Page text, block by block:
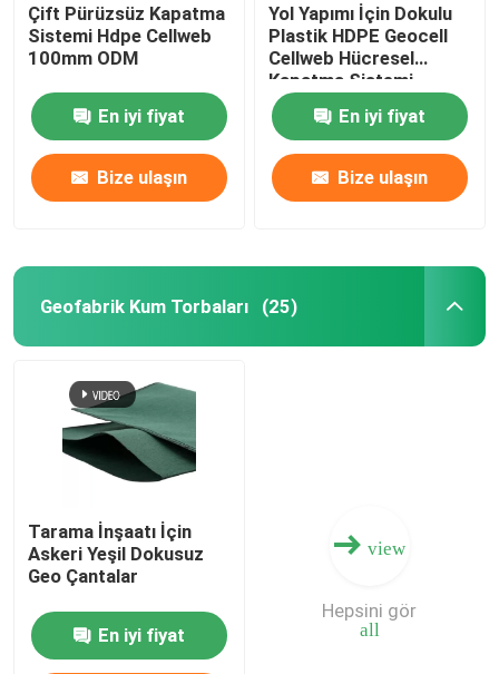
Çift Pürüzsüz Kapatma
Sistemi Hdpe Cellweb
100mm ODM
En iyi fiyat
Bize ulaşın
Yol Yapımı İçin Dokulu
Plastik HDPE Geocell
Cellweb Hücresel
Kapatma Sistemi
En iyi fiyat
Bize ulaşın
Geofabrik Kum Torbaları (25)
Tarama İnşaatı İçin
Askeri Yeşil Dokusuz
Geo Çantalar
En iyi fiyat
view
all
Hepsini gör